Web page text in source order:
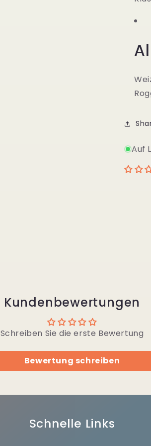
Auf
Kundenbewertungen
Schreiben Sie die erste Bewertung
Bewertung schreiben
Schnelle Links